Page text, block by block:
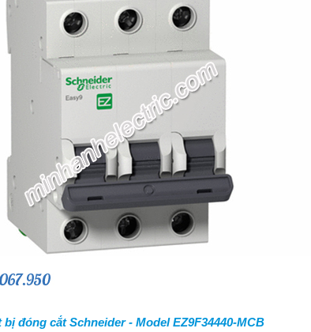
bị đóng cắt Schneider - Model EZ9F34440-MCB